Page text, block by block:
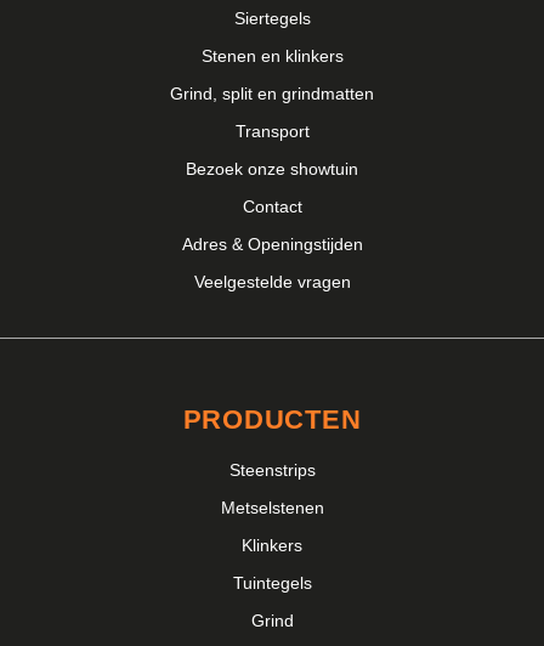
Siertegels
Stenen en klinkers
Grind, split en grindmatten
Transport
Bezoek onze showtuin
Contact
Adres & Openingstijden
Veelgestelde vragen
PRODUCTEN
Steenstrips
Metselstenen
Klinkers
Tuintegels
Grind